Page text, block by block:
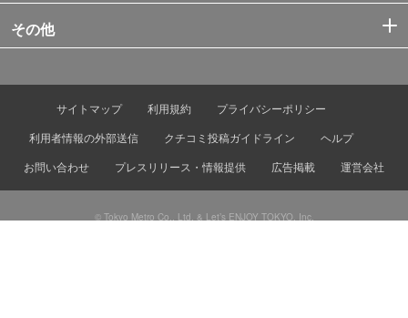
その他
サイトマップ 利用規約
プライバシーポリシー
利用者情報の外部送信
クチコミ投稿ガイドライン
ヘルプ
お問い合わせ
プレスリリース・情報提供 広告掲載 運営会社
© Tokyo Metro Co., Ltd. & Let’s ENJOY TOKYO, Inc.